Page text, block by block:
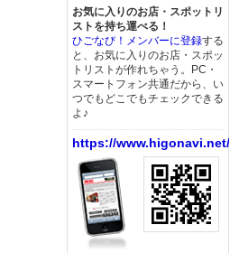
お気に入りのお店・スポットリ
ストを持ち運べる！
ひごなび！メンバーに登録する
と、お気に入りのお店・スポッ
トリストが作れちゃう。PC・
スマートフォン共通だから、い
つでもどこでもチェックできる
よ♪
https://www.higonavi.net/